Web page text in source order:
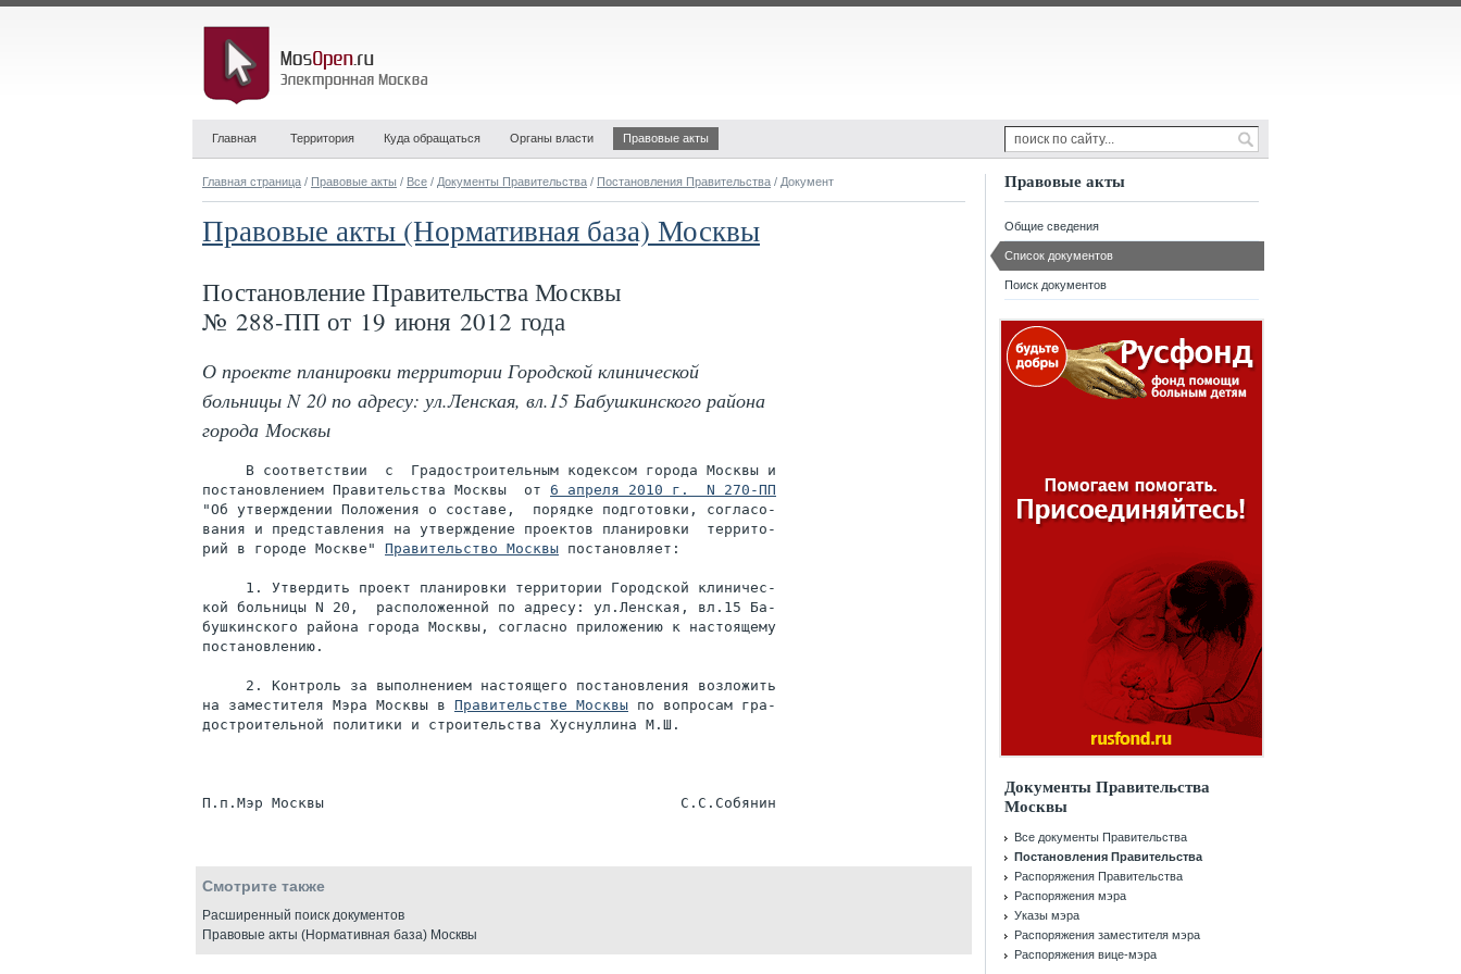
Главная Территория Куда обращаться Органы власти Правовые акты
Главная страница / Правовые акты / Все / Документы Правительства / Постановления Правительства / Документ
Правовые акты (Нормативная база) Москвы
Постановление Правительства Москвы
№ 288-ПП от 19 июня 2012 года
О проекте планировки территории Городской клинической
больницы N 20 по адресу: ул.Ленская, вл.15 Бабушкинского района
города Москвы
     В соответствии  с  Градостроительным кодексом города Москвы и
постановлением Правительства Москвы  от 6 апреля 2010 г.  N 270-ПП
"Об утверждении Положения о составе,  порядке подготовки, согласо-
вания и представления на утверждение проектов планировки  террито-
рий в городе Москве" Правительство Москвы постановляет:
     1. Утвердить проект планировки территории Городской клиничес-
кой больницы N 20,  расположенной по адресу: ул.Ленская, вл.15 Ба-
бушкинского района города Москвы, согласно приложению к настоящему
постановлению.
     2. Контроль за выполнением настоящего постановления возложить
на заместителя Мэра Москвы в Правительстве Москвы по вопросам гра-
достроительной политики и строительства Хуснуллина М.Ш.
Смотрите также
Расширенный поиск документов
Правовые акты (Нормативная база) Москвы
Правовые акты
Общие сведения
Список документов
Поиск документов
Документы Правительства
Москвы
Все документы Правительства
Постановления Правительства
Распоряжения Правительства
Распоряжения мэра
Указы мэра
Распоряжения заместителя мэра
Распоряжения вице-мэра